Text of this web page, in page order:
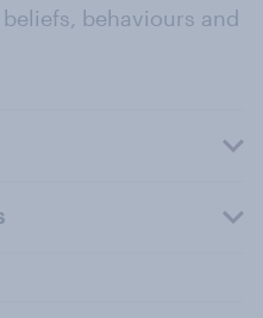
behaviours and